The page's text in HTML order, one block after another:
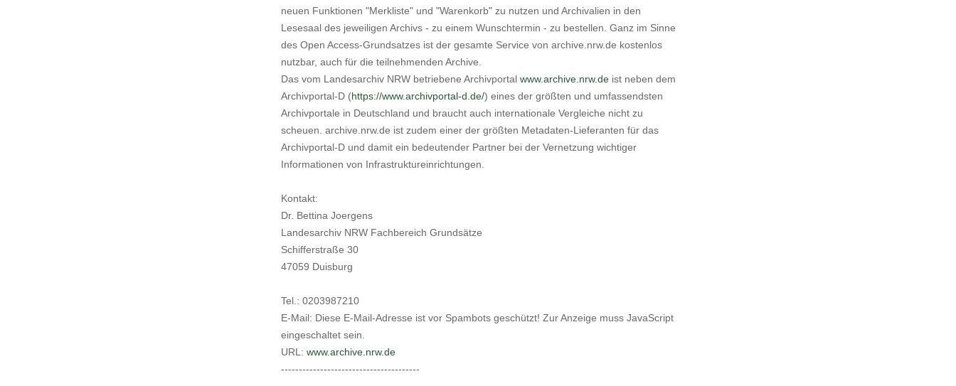
neuen Funktionen "Merkliste" und "Warenkorb" zu nutzen und Archivalien in den
Lesesaal des jeweiligen Archivs - zu einem Wunschtermin - zu bestellen. Ganz im Sinne
des Open Access-Grundsatzes ist der gesamte Service von archive.nrw.de kostenlos
nutzbar, auch für die teilnehmenden Archive.
Das vom Landesarchiv NRW betriebene Archivportal www.archive.nrw.deist neben dem
Archivportal-D (https://www.archivportal-d.de/) eines der größten und umfassendsten
Archivportale in Deutschland und braucht auch internationale Vergleiche nicht zu
scheuen. archive.nrw.de ist zudem einer der größten Metadaten-Lieferanten für das
Archivportal-D und damit ein bedeutender Partner bei der Vernetzung wichtiger
Informationen von Infrastruktureinrichtungen.
Kontakt:
Dr. Bettina Joergens
Landesarchiv NRW Fachbereich Grundsätze
Schifferstraße 30
47059 Duisburg
Tel.: 0203987210
E-Mail: Diese E-Mail-Adresse ist vor Spambots geschützt! Zur Anzeige muss JavaScript
eingeschaltet sein.
URL: www.archive.nrw.de
---------------------------------------